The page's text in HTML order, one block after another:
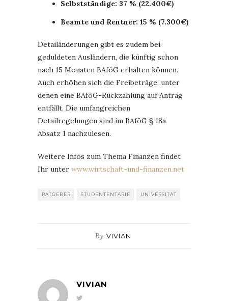
Selbstständige: 37 % (22.400€)
Beamte und Rentner: 15 % (7.300€)
Detailänderungen gibt es zudem bei
geduldeten Ausländern, die künftig schon
nach 15 Monaten BAföG erhalten können.
Auch erhöhen sich die Freibeträge, unter
denen eine BAföG-Rückzahlung auf Antrag
entfällt. Die umfangreichen
Detailregelungen sind im BAföG § 18a
Absatz 1 nachzulesen.
Weitere Infos zum Thema Finanzen findet
Ihr unter www.wirtschaft-und-finanzen.net
RATGEBER STUDENTENTARIF UNIVERSITÄT
By VIVIAN
VIVIAN